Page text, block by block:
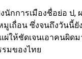
กการเมืองชื่อย่อ ป,
เถื่อน ซึ่งจนถึงวันนี้
ให้ชัดเจนเอาคนผิด
มของไทย